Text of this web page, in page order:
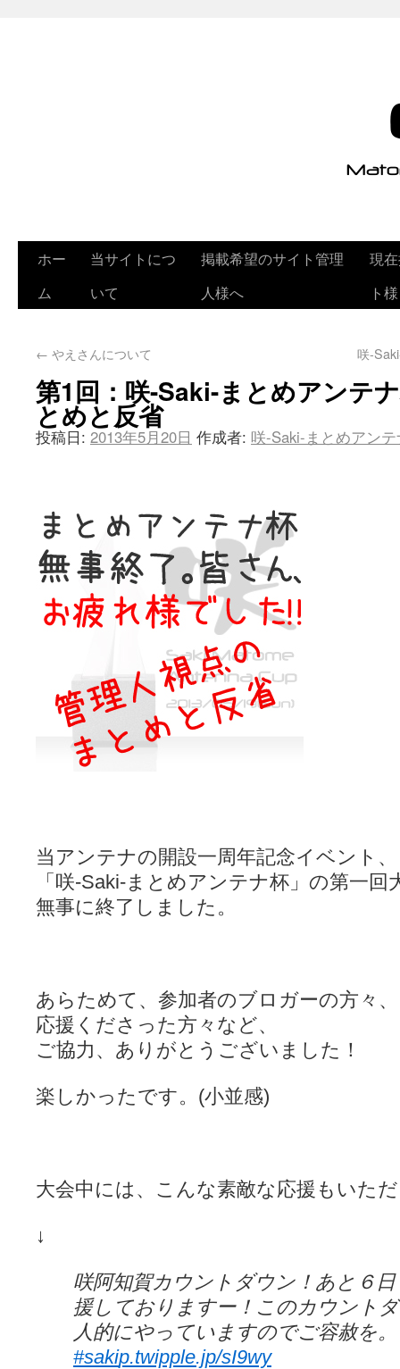
ホー
ム
当サイトにつ
いて
掲載希望のサイト管理
人様へ
現
ト様
← やえさんについて 咲-
第1回：咲-Saki-まとめアンテ
とめと反省
投稿日: 2013年5月20日 作成者: 咲-Saki-まとめアン
当アンテナの開設一周年記念イベント、
「咲-Saki-まとめアンテナ杯」の第一回
無事に終了しました。
あらためて、参加者のブロガーの方々、
応援くださった方々など、
ご協力、ありがとうございました！
楽しかったです。(小並感)
大会中には、こんな素敵な応援もいた
↓
咲阿知賀カウントダウン！あと６
援しておりますー！このカウント
人的にやっていますのでご容赦を。
#sakip.twipple.jp/sI9wy